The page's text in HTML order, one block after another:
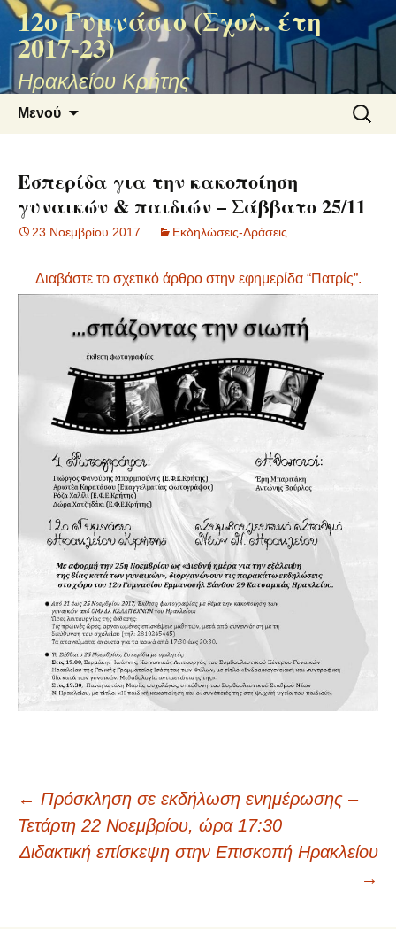
12ο Γυμνάσιο (Σχολ. έτη
2017-23)
Ηρακλείου Κρήτης
Μενού
για:
Εσπερίδα για την κακοποίηση
γυναικών & παιδιών – Σάββατο 25/11
23 Νοεμβρίου 2017 Εκδηλώσεις-Δράσεις
Διαβάστε το σχετικό άρθρο στην εφημερίδα “Πατρίς”.
Πλοήγηση
← Πρόσκληση σε εκδήλωση ενημέρωσης –
Τετάρτη 22 Νοεμβρίου, ώρα 17:30
Διδακτική επίσκεψη στην Επισκοπή Ηρακλείου
→